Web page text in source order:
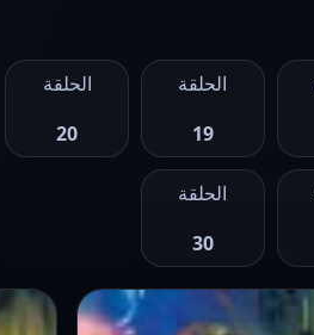
الحلقة
19
الحلقة
20
الحلقة
30